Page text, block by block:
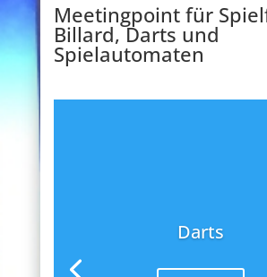
Meetingpoint für
Billard, Darts und
Spielautomaten
Darts